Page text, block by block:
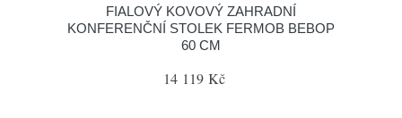
FIALOVÝ KOVOVÝ ZAHRADNÍ
KONFERENČNÍ STOLEK FERMOB BEBOP
60 CM
14 119 Kč